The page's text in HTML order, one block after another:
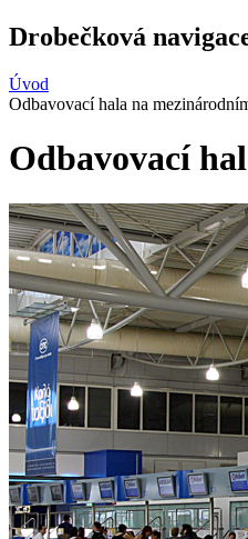
Drobečková
Úvod
Odbavovací hala na
Odbavovací